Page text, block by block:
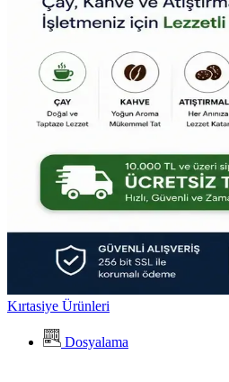
Kırtasiye Ürünleri
Dosyalama